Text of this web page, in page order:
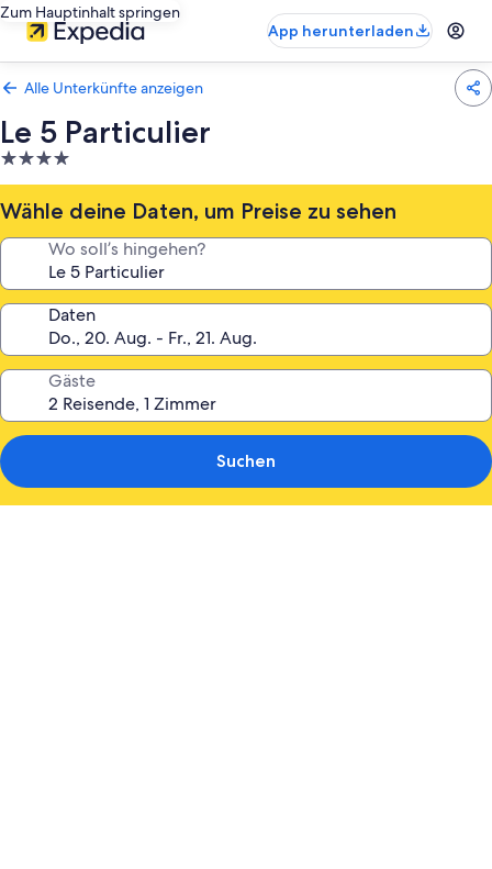
Zum Hauptinhalt springen
App herunterladen
Alle Unterkünfte anzeigen
Le 5 Particulier
4.0-
Sterne-
Unterkunft
Wähle deine Daten, um Preise zu sehen
Wo soll’s hingehen?
Daten
Gäste
Suchen